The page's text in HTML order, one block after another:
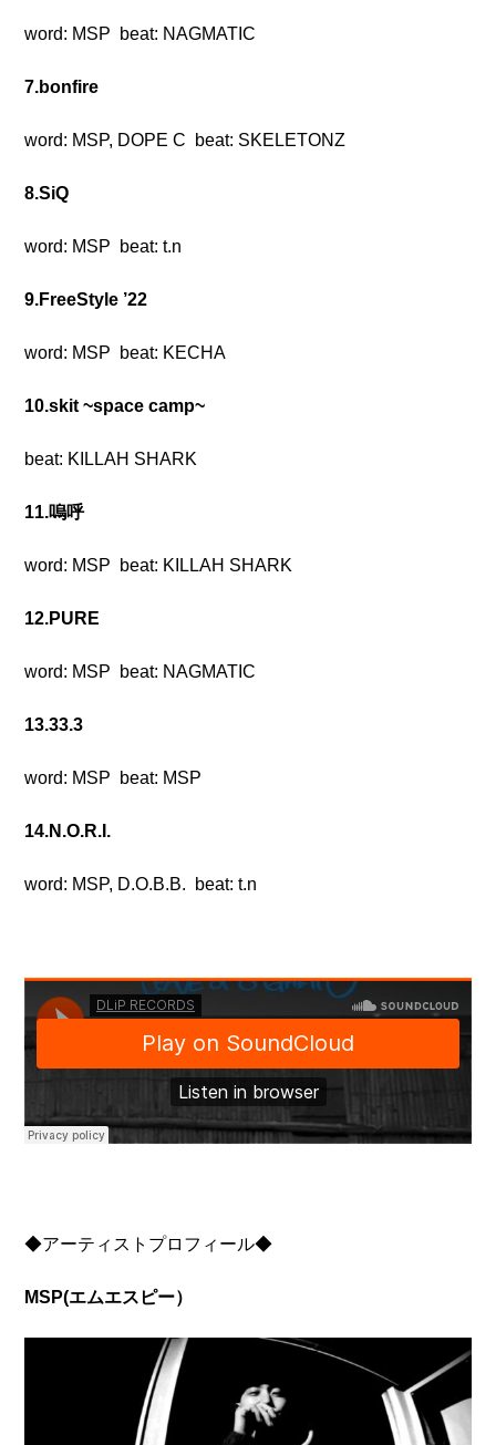
word: MSP beat: NAGMATIC
7.bonfire
word: MSP, DOPE C beat: SKELETONZ
8.SiQ
word: MSP beat: t.n
9.FreeStyle ’22
word: MSP beat: KECHA
10.skit ~space camp~
beat: KILLAH SHARK
11.嗚呼
word: MSP beat: KILLAH SHARK
12.PURE
word: MSP beat: NAGMATIC
13.33.3
word: MSP beat: MSP
14.N.O.R.I.
word: MSP, D.O.B.B. beat: t.n
◆アーティストプロフィール◆
MSP(エムエスピー）